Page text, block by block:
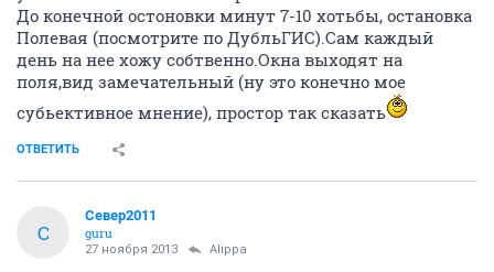
До конечной остоновки минут 7-10 хотьбы, остановка
Полевая (посмотрите по ДубльГИС).Сам каждый
день на нее хожу собтвенно.Окна выходят на
поля,вид замечательный (ну это конечно мое
субьективное мнение), простор так сказать
ОТВЕТИТЬ
С
Север2011
guru
27 ноября 2013 Alippa